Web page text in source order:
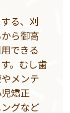
る、刈
ら御高
できる
。むし歯
メンテ
矯正
グなど